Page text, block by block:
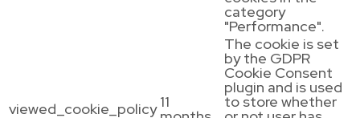
category
"Performance".
viewed_cookie_policy 11
The cookie is set
by the GDPR
Cookie Consent
plugin and is used
to store whether